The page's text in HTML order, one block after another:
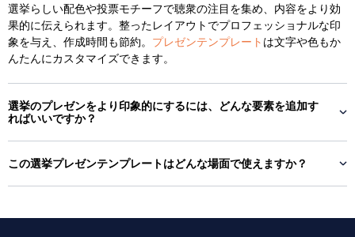
選挙らしい配色や投票モチーフで聴衆の注目を集め、内容をより効
果的に伝えられます。整ったレイアウトでプロフェッショナルな印
象を与え、作成時間も節約。 プレゼンテンプレート は文字や色もか
んたんにカスタマイズできます。
選挙のプレゼンをより印象的にするには、どんな要素を追加す
ればいいですか？
この選挙プレゼンテンプレートはどんな場面で使えますか？